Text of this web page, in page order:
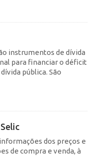
instrumentos de dívida
para financiar o déficit
pública. São
dos preços e
de compra e venda, à